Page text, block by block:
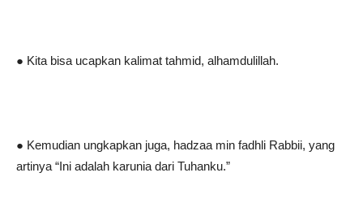
● Kita bisa ucapkan kalimat tahmid, alhamdulillah.
● Kemudian ungkapkan juga, hadzaa min fadhli Rabbii, yang
artinya “Ini adalah karunia dari Tuhanku.”